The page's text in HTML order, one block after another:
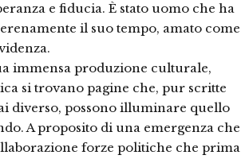
e fiducia. È stato uomo che ha
il suo tempo, amato come
immensa produzione culturale,
si trovano pagine che, pur scritte
diverso, possono illuminare quello
A proposito di una emergenza che
forze politiche che prima